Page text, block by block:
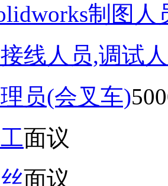
制图人
线人员,调试
员(会叉车)
面议
面议